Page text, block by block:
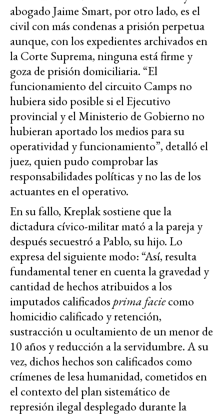
abogado Jaime Smart, por otro lado, es el
civil con más condenas a prisión perpetua
aunque, con los expedientes archivados en
la Corte Suprema, ninguna está firme y
goza de prisión domiciliaria. “El
funcionamiento del circuito Camps no
hubiera sido posible si el Ejecutivo
provincial y el Ministerio de Gobierno no
hubieran aportado los medios para su
operatividad y funcionamiento”, detalló el
juez, quien pudo comprobar las
responsabilidades políticas y no las de los
actuantes en el operativo.
En su fallo, Kreplak sostiene que la
dictadura cívico-militar mató a la pareja y
después secuestró a Pablo, su hijo. Lo
expresa del siguiente modo: “Así, resulta
fundamental tener en cuenta la gravedad y
cantidad de hechos atribuidos a los
imputados calificados prima faciecomo
homicidio calificado y retención,
sustracción u ocultamiento de un menor de
10 años y reducción a la servidumbre. A su
vez, dichos hechos son calificados como
crímenes de lesa humanidad, cometidos en
el contexto del plan sistemático de
represión ilegal desplegado durante la